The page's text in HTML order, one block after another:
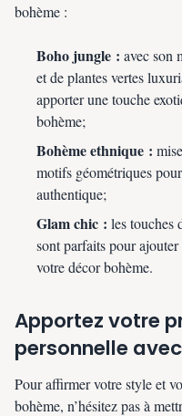
bohème :
Boho jungle : avec son
et de plantes vertes
apporter une touche
bohème;
Bohème ethnique :
motifs géométriques
authentique;
Glam chic : les touches
sont parfaits pour
votre décor bohème.
Apportez votre
personnelle
Pour affirmer votre style et
bohème, n’hésitez pas à